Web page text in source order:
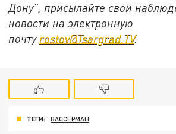
Дону", присылайте свои
новости на электронную
почту rostov@Tsargrad.ТV.
ТЕГИ: ВАССЕРМАН